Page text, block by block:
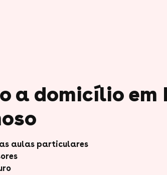
a domicílio em
aulas particulares